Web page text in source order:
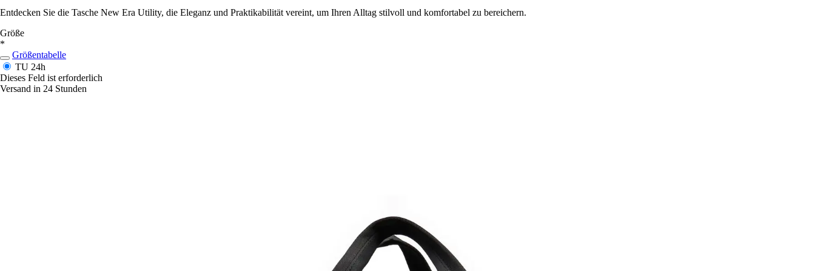
Entdecken Sie die Tasche New Era Utility, die Eleganz und Praktikabilität vereint, um Ihren Alltag stilvoll und komfortabel zu bereichern.
Größe
*
Größentabelle
TU 24h
Dieses Feld ist erforderlich
Versand in 24 Stunden